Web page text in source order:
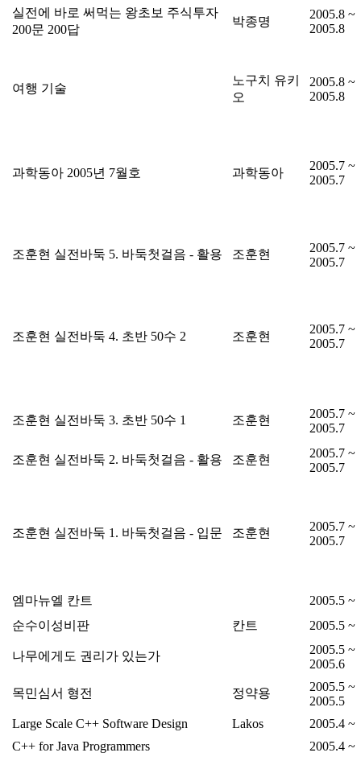
실전에 바로 써먹는 왕초보 주식투자
200문 200답
박종명
2005.8 ~
2005.8
여행 기술
노구치 유키
오
2005.8 ~
2005.8
과학동아 2005년 7월호 과학동아
2005.7 ~
2005.7
조훈현 실전바둑 5. 바둑첫걸음 - 활용 조훈현
2005.7 ~
2005.7
조훈현 실전바둑 4. 초반 50수 2 조훈현
2005.7 ~
2005.7
조훈현 실전바둑 3. 초반 50수 1 조훈현
2005.7 ~
2005.7
조훈현 실전바둑 2. 바둑첫걸음 - 활용 조훈현
2005.7 ~
2005.7
조훈현 실전바둑 1. 바둑첫걸음 - 입문 조훈현
2005.7 ~
2005.7
엠마뉴엘 칸트
2005.5 ~
순수이성비판
칸트 2005.5 ~
나무에게도 권리가 있는가
2005.5 ~
2005.6
목민심서 형전 정약용
2005.5 ~
2005.5
Large Scale C++ Software Design
Lakos
2005.4 ~
C++ for Java Programmers
2005.4 ~